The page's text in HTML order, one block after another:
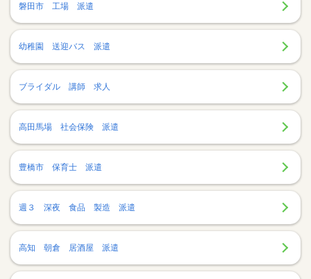
磐田市 工場 派遣
幼稚園 送迎バス 派遣
ブライダル 講師 求人
高田馬場 社会保険 派遣
豊橋市 保育士 派遣
週３ 深夜 食品 製造 派遣
高知 朝倉 居酒屋 派遣